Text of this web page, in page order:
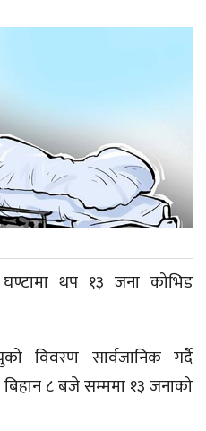
थप १३ जना कोभिड
विवरण सार्वजानिक गर्दै
८ बजे सम्ममा १३ जनाको